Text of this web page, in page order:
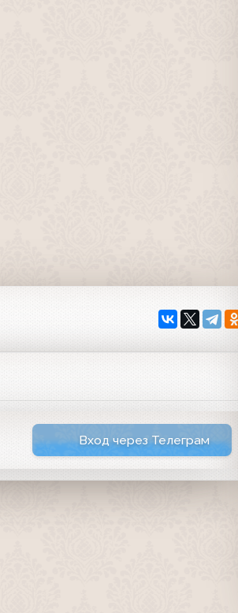
Вход через Телеграм